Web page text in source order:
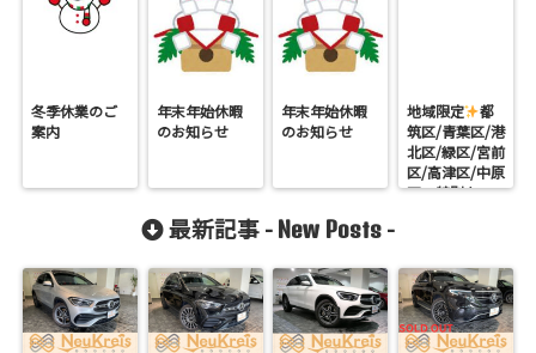
冬季休業のご
案内
年末年始休暇
のお知らせ
年末年始休暇
のお知らせ
地域限定
都
筑区/青葉区/港
北区/緑区/宮前
区/高津区/中原
区 特別キャ
最新記事 - New Posts -